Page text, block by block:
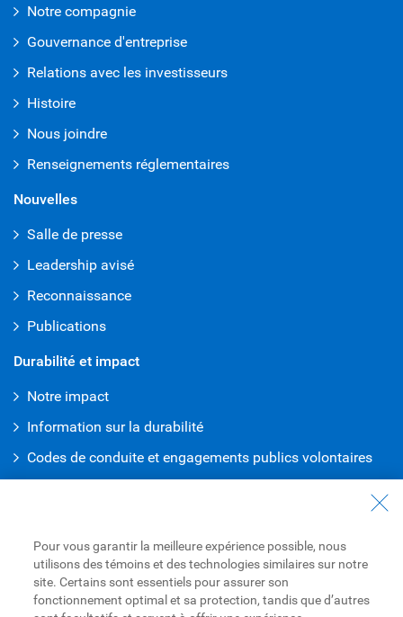
Notre compagnie
Gouvernance d'entreprise
Relations avec les investisseurs
Histoire
Nous joindre
Renseignements réglementaires
Nouvelles
Salle de presse
Leadership avisé
Reconnaissance
Publications
Durabilité et impact
Notre impact
Information sur la durabilité
Codes de conduite et engagements publics volontaires
Carrières à RBC
L’inclusion à RBC
Pour vous garantir la meilleure expérience possible, nous
utilisons des témoins et des technologies similaires sur notre
site. Certains sont essentiels pour assurer son
fonctionnement optimal et sa protection, tandis que d’autres